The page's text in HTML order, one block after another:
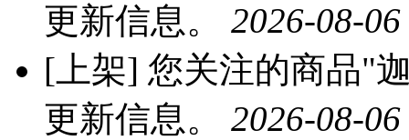
更新信息。 2026-08-
[上架] 您关注的商品"
更新信息。 2026-08-